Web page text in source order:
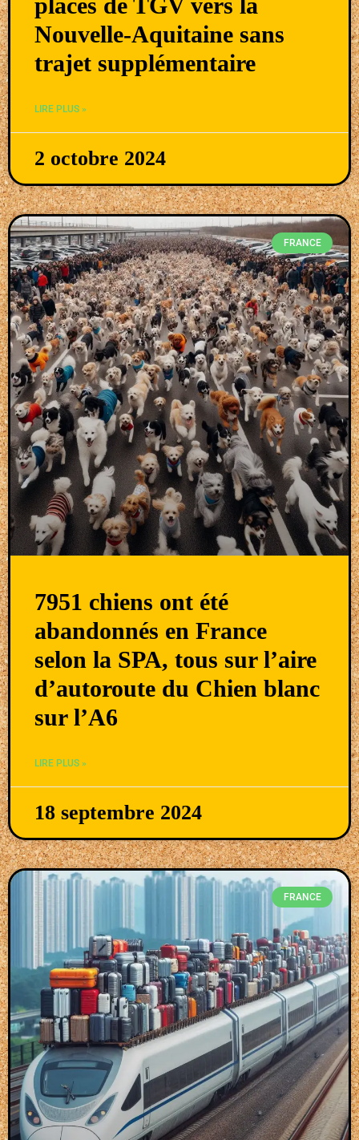
Nouvelle-Aquitaine sans
trajet supplémentaire
LIRE PLUS »
2 octobre 2024
FRANCE
7951 chiens ont été
abandonnés en France
selon la SPA, tous sur l’aire
d’autoroute du Chien blanc
sur l’A6
LIRE PLUS »
18 septembre 2024
FRANCE